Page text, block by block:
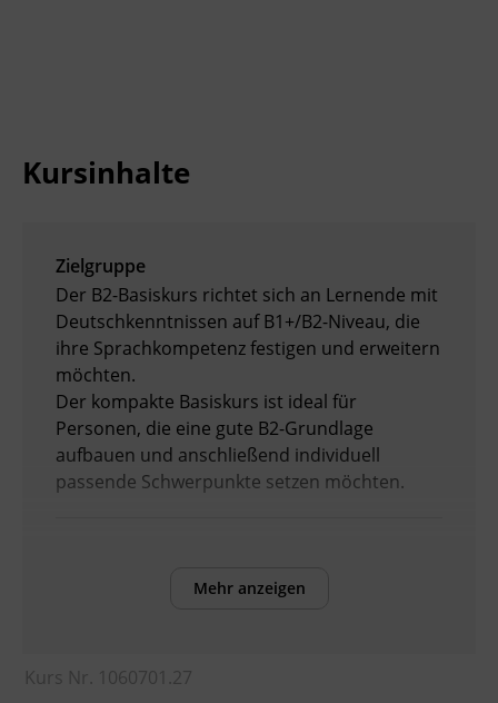
Kursinhalte
Zielgruppe
Der B2-Basiskurs richtet sich an Lernende mit
Deutschkenntnissen auf B1+/B2-Niveau, die
ihre Sprachkompetenz festigen und erweitern
möchten.
Der kompakte Basiskurs ist ideal für
Personen, die eine gute B2-Grundlage
aufbauen und anschließend individuell
passende Schwerpunkte setzen möchten.
Das für Sie passende Kursniveau finden Sie
Mehr anzeigen
Kurs Nr. 1060701.27